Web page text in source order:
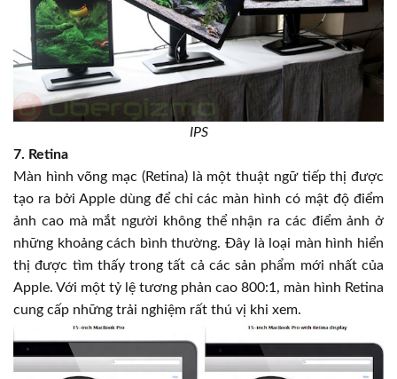
IPS
7. Retina
Màn hình võng mạc (Retina) là một thuật ngữ tiếp thị được
tạo ra bởi Apple dùng để chỉ các màn hình có mật độ điểm
ảnh cao mà mắt người không thể nhận ra các điểm ảnh ở
những khoảng cách bình thường. Đây là loại màn hình hiển
thị được tìm thấy trong tất cả các sản phẩm mới nhất của
Apple. Với một tỷ lệ tương phản cao 800:1, màn hình Retina
cung cấp những trải nghiệm rất thú vị khi xem.